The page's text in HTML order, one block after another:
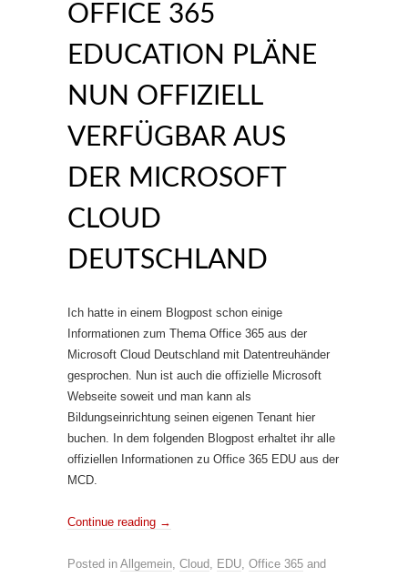
OFFICE 365
EDUCATION PLÄNE
NUN OFFIZIELL
VERFÜGBAR AUS
DER MICROSOFT
CLOUD
DEUTSCHLAND
Ich hatte in einem Blogpost schon einige
Informationen zum Thema Office 365 aus der
Microsoft Cloud Deutschland mit Datentreuhänder
gesprochen. Nun ist auch die offizielle Microsoft
Webseite soweit und man kann als
Bildungseinrichtung seinen eigenen Tenant hier
buchen. In dem folgenden Blogpost erhaltet ihr alle
offiziellen Informationen zu Office 365 EDU aus der
MCD.
Continue reading →
Posted in Allgemein, Cloud, EDU, Office 365 and